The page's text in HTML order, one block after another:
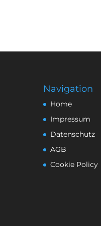
Navigation
Home
Impressum
Datenschutz
AGB
Cookie Policy